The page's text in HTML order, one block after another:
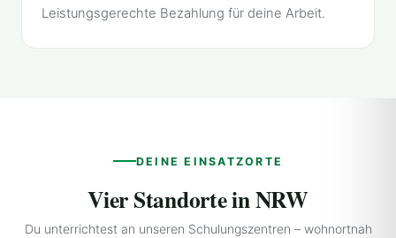
Leistungsgerechte Bezahlung für deine Arbeit.
DEINE EINSATZORTE
Vier Standorte in NRW
Du unterrichtest an unseren Schulungszentren – wohnortnah